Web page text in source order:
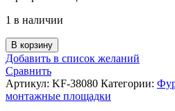
1 в наличии
Количество
товара
Квадратная
стыковочная
площадка
В корзину
Добавить в список желаний
Сравнить
Артикул: KF-38080 Категории:
монтажные площадки